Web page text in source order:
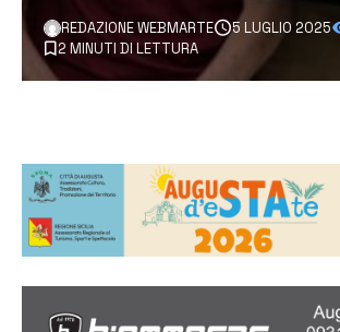
REDAZIONE WEBMARTE 5 LUGLIO 2025
2 MINUTI DI LETTURA